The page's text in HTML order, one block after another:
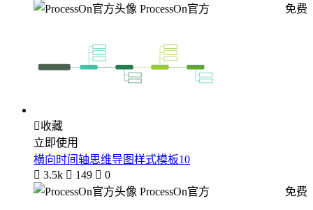
ProcessOn官方
免费
收藏
立即使用
横向时间轴思维导图样式模板10
 3.5k  149  0
ProcessOn官方
免费